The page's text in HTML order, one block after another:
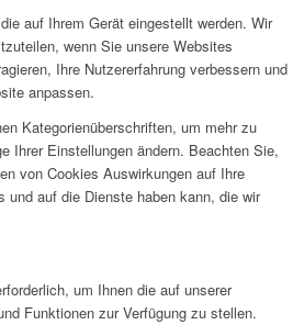
auf Ihrem Gerät eingestellt werden. Wir
wenn Sie unsere Websites
Ihre Nutzererfahrung verbessern und
anpassen.
Kategorienüberschriften, um mehr zu
Ihrer Einstellungen ändern. Beachten Sie,
von Cookies Auswirkungen auf Ihre
und auf die Dienste haben kann, die wir
um Ihnen die auf unserer
Funktionen zur Verfügung zu stellen.